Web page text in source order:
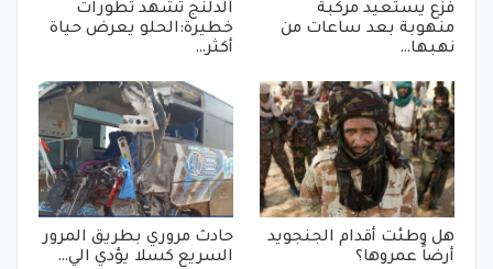
فزع يستعيد مركبة
منهوبة بعد ساعات من
نهبها…
الدلنج تشهد تطورات
خطيرة:الحلو يعرض حياة
أكثر…
هل وطئت أقدام الجنجويد
أرضاً عمروها؟
حادث مروري بطريق المرور
السريع كسلا يؤدي الي…